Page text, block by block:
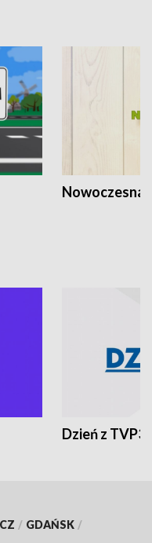
Nowoczesna
Dzień z TVP3
/ GDAŃSK /